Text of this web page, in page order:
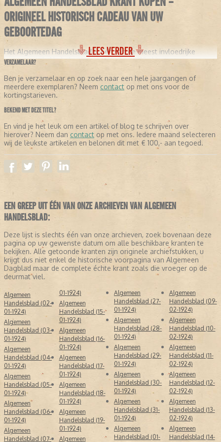
ORIGINEEL HISTORISCH CADEAU VAN UW
GEBOORTEDAG
Het Algemeen Handelsblad is één van de meest invloedrijke
kranten uit de Nederlandse geschiedenis. Wie kiest voor een
originele krant van deze titel, kiest voor een tastbaar stukje
verleden. Een authentieke uitgave van uw geboortedag of een
andere bijzondere datum maakt een persoonlijk en waardevol
cadeau.
EEN KRANT MET EEN RIJKE GESCHIEDENIS
Op 5 januari 1828 verscheen in Amsterdam de eerste editie van het
Algemeen Handelsblad, opgericht door Jacob Willem van den
Biesen. Hij wilde ondernemers en beleggers voorzien van
betrouwbare en actuele informatie.
Wat begon als een blad vol handelsberichten groeide al snel uit
dagelijks en werd het de eerste Nederlandstalige krant met een
dagelijkse uitgave.
De inhoud bestond aanvankelijk uit beurskoersen, wisselkoersen
en handelsnieuws, maar werd al snel uitgebreid met politiek en
Handelsblad zich tot een belangrijke bron van onafhankelijke
informatie in een tijd waarin veel kranten nog onder invloed
stonden van de overheid.
VAN HANDELSBLAD TOT TOONAANGEVEND DAGBLAD
In 1831 fuseerde de krant met de Nieuwe Amsterdamsche Courant.
Hierdoor groeide de invloed aanzienlijk en werd het bereik groter.
In de loop van de 19e eeuw ontwikkelde het blad zich tot een van
de meest gelezen en gerespecteerde kranten van Nederland.
Tegen het einde van die eeuw had de krant een oplage van
duizenden exemplaren, wat destijds uitzonderlijk was. Het
Algemeen Handelsblad stond bekend om zijn betrouwbare
berichtgeving en gematigd liberale visie op economie en politiek.
De krant volgde belangrijke gebeurtenissen op de voet, zoals de
Belgische Opstand, internationale conflicten en economische
ontwikkelingen. Daardoor geeft iedere originele krant een
bijzonder en realistisch beeld van de tijd waarin deze verscheen.
DE OORLOGSJAREN: EEN INDRUKWEKKEND EN AANGRIJPEND
HOOFDSTUK
Tijdens de Tweede Wereldoorlog kwam de krant onder grote druk
LEES VERDER
VERZAMELAAR?
Ben je verzamelaar en op zoek naar een hele jaargangen of
meerdere exemplaren? Neem contact op met ons voor de
kortingstarieven.
BEKEND MET DEZE TITEL?
En vind je het leuk om een artikel of blog te schrijven over
hierover? Neem dan contact op met ons. Iedere maand selecteren
wij de leukste artikelen en belonen dit met € 100,- aan tegoed.
EEN GREEP UIT ÉÉN VAN ONZE ARCHIEVEN VAN ALGEMEEN
HANDELSBLAD:
Deze lijst is slechts één van onze archieven, zoek bovenaan deze
pagina op uw gewenste datum om alle beschikbare kranten te
bekijken. Alle getoonde kranten zijn originele archiefstukken, u
krijgt dus niet enkel de historische voorpagina van Algemeen
Dagblad maar de complete échte krant zoals die vroeger op de
deurmat viel.
Algemeen
Handelsblad (02-
01-1924)
Algemeen
Handelsblad (03-
01-1924)
Algemeen
Handelsblad (04-
01-1924)
Algemeen
Handelsblad (05-
01-1924)
Algemeen
Handelsblad (06-
01-1924)
Algemeen
Handelsblad (07-
01-1924)
Algemeen
Handelsblad (15-
01-1924)
Algemeen
Handelsblad (16-
01-1924)
Algemeen
Handelsblad (17-
01-1924)
Algemeen
Handelsblad (18-
01-1924)
Algemeen
Handelsblad (19-
01-1924)
Algemeen
Algemeen
Handelsblad (27-
01-1924)
Algemeen
Handelsblad (28-
01-1924)
Algemeen
Handelsblad (29-
01-1924)
Algemeen
Handelsblad (30-
01-1924)
Algemeen
Handelsblad (31-
01-1924)
Algemeen
Handelsblad (01-
Algemeen
Handelsblad (09-
02-1924)
Algemeen
Handelsblad (10-
02-1924)
Algemeen
Handelsblad (11-
02-1924)
Algemeen
Handelsblad (12-
02-1924)
Algemeen
Handelsblad (13-
02-1924)
Algemeen
Handelsblad (14-